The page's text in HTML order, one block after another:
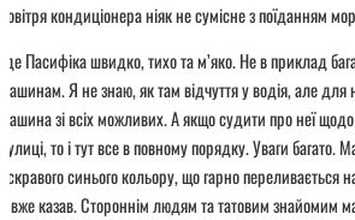
повітря кондиціонера ніяк не сумісне з поїданням
Їде Пасифіка швидко, тихо та м’яко. Не в приклад
машинам. Я не знаю, як там відчуття у водія, але для
машина зі всіх можливих. А якщо судити про неї
вулиці, то і тут все в повному порядку. Уваги
яскравого синього кольору, що гарно переливається
я вже казав. Стороннім людям та татовим знайомим